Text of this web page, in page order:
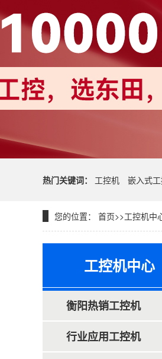
热门关键词： 工控机 嵌入式
您的位置： 首页>>工控机中
工控机中心
衡阳热销工控机
行业应用工控机